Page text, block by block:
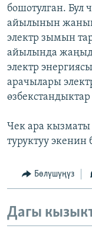
бошотулган. Бул
айылынын
электр зымын
айылында
электр
арачылары
Чек ара кызматы
туруктуу экенин
Бөлүшүңүз
Дагы